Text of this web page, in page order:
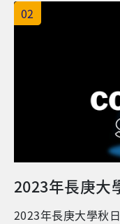
用的物品捐出來，共
合惜物環保的精神外
限，義賣所得將全
所用，並獲得教育部1:1同額補
無損壞之物品，包
任何您認為適合的
揮愛心，凡捐助物
(統一於11月發送)。 二、所有義賣品將造冊管理，歡迎
響應本活動，有意捐助請洽
間: 時間：即日起至10/31 地點：管院13樓 秘
書室 四、『把愛傳出去 愛心市集』舉辦期間: 時
間：11/18(六)賣完提早結束 地點：
02
2023年長庚大
2023年長庚大學秋